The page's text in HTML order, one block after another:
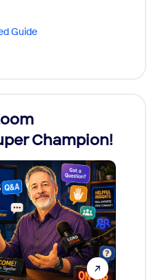
Guide
Champion!